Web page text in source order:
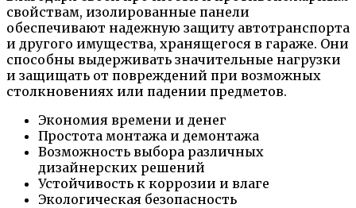
свойствам, изолированные панели
обеспечивают надежную защиту автотранспорта
и другого имущества, хранящегося в гараже. Они
способны выдерживать значительные нагрузки
и защищать от повреждений при возможных
столкновениях или падении предметов.
Экономия времени и денег
Простота монтажа и демонтажа
Возможность выбора различных
дизайнерских решений
Устойчивость к коррозии и влаге
Экологическая безопасность